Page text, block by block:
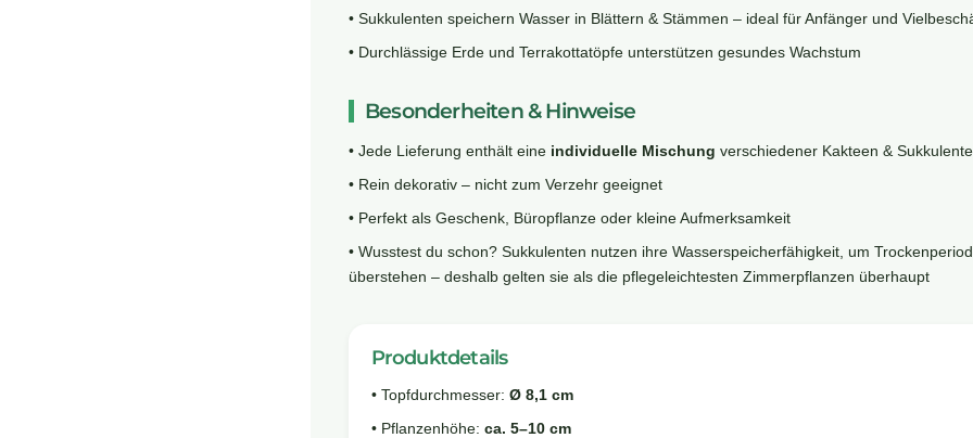
• Sukkulenten speichern Wasser in Blättern & Stämmen – ideal für Anfänger und
• Durchlässige Erde und Terrakottatöpfe unterstützen gesundes Wachstum
Besonderheiten & Hinweise
• Jede Lieferung enthält eine individuelle Mischung verschiedener Kakteen &
• Rein dekorativ – nicht zum Verzehr geeignet
• Perfekt als Geschenk, Büropflanze oder kleine Aufmerksamkeit
• Wusstest du schon? Sukkulenten nutzen ihre Wasserspeicherfähigkeit, um
überstehen – deshalb gelten sie als die pflegeleichtesten Zimmerpflanzen überhaupt
Produktdetails
• Topfdurchmesser: Ø 8,1 cm
• Pflanzenhöhe: ca. 5–10 cm